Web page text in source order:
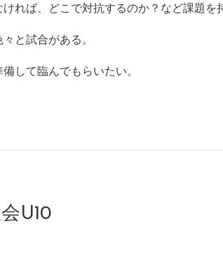
れば、どこで対抗するのか？など課題を
と試合がある。
して臨んでもらいたい。
U10